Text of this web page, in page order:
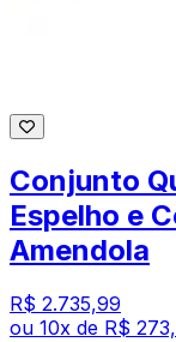
Conjunto
Espelho e
Amendola
R$ 2.735,99
ou 10x de R$